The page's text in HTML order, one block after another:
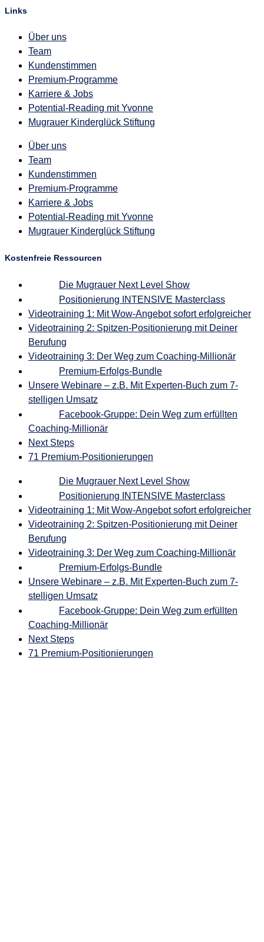
Links
Über uns
Team
Kundenstimmen
Premium-Programme
Karriere & Jobs
Potential-Reading mit Yvonne
Mugrauer Kinderglück Stiftung
Über uns
Team
Kundenstimmen
Premium-Programme
Karriere & Jobs
Potential-Reading mit Yvonne
Mugrauer Kinderglück Stiftung
Kostenfreie Ressourcen
Die Mugrauer Next Level Show
Positionierung INTENSIVE Masterclass
Videotraining 1: Mit Wow-Angebot sofort erfolgreicher
Videotraining 2: Spitzen-Positionierung mit Deiner
Berufung
Videotraining 3: Der Weg zum Coaching-Millionär
Premium-Erfolgs-Bundle
Unsere Webinare – z.B. Mit Experten-Buch zum 7-
stelligen Umsatz
Facebook-Gruppe: Dein Weg zum erfüllten
Coaching-Millionär
Next Steps
71 Premium-Positionierungen
Die Mugrauer Next Level Show
Positionierung INTENSIVE Masterclass
Videotraining 1: Mit Wow-Angebot sofort erfolgreicher
Videotraining 2: Spitzen-Positionierung mit Deiner
Berufung
Videotraining 3: Der Weg zum Coaching-Millionär
Premium-Erfolgs-Bundle
Unsere Webinare – z.B. Mit Experten-Buch zum 7-
stelligen Umsatz
Facebook-Gruppe: Dein Weg zum erfüllten
Coaching-Millionär
Next Steps
71 Premium-Positionierungen